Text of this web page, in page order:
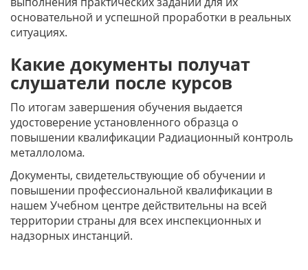
основательной и успешной проработки в реальных
ситуациях.
Какие документы получат
слушатели после курсов
По итогам завершения обучения выдается
удостоверение установленного образца о
повышении квалификации Радиационный контроль
металлолома.
Документы, свидетельствующие об обучении и
повышении профессиональной квалификации в
нашем Учебном центре действительны на всей
территории страны для всех инспекционных и
надзорных инстанций.